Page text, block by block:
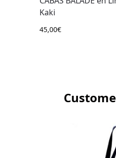
Kaki
45,00€